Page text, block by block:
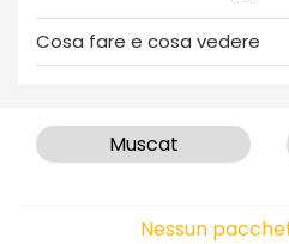
Cosa fare e cosa vedere
Muscat
Nessun